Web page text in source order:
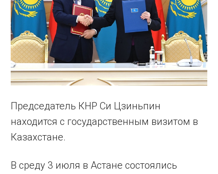
Председатель КНР Си Цзиньпин
находится с государственным визитом в
Казахстане.
В среду 3 июля в Астане состоялись